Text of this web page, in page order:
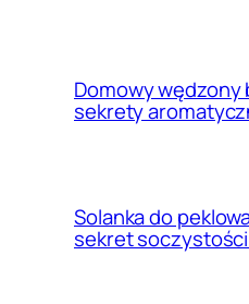
Domowy wędzony
sekrety
Solanka do
sekret